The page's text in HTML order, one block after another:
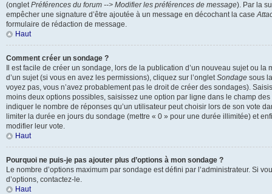
(ongletPréférences du forum --> Modifier les préférences de message). Par la
empêcher une signature d’être ajoutée à un message en décochant la case
formulaire de rédaction de message.
Haut
Comment créer un sondage ?
Il est facile de créer un sondage, lors de la publication d’un nouveau sujet ou
d’un sujet (si vous en avez les permissions), cliquez sur l’ongletSondage sous
voyez pas, vous n’avez probablement pas le droit de créer des sondages).
moins deux options possibles, saisissez une option par ligne dans le champ
indiquer le nombre de réponses qu’un utilisateur peut choisir lors de son vote
limiter la durée en jours du sondage (mettre « 0 » pour une durée illimitée) et
modifier leur vote.
Haut
Pourquoi ne puis-je pas ajouter plus d’options à mon sondage ?
Le nombre d’options maximum par sondage est défini par l’administrateur. Si
d’options, contactez-le.
Haut